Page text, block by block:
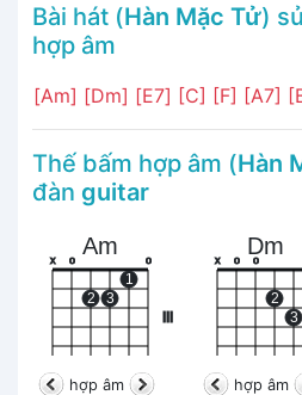
Bài hát (Hàn Mặc Tử)
hợp âm
[Am] [Dm] [E7] [C] [F] [A7]
Thế bấm hợp âm (Hàn
đàn guitar
Am
x o
2 3
1
o
hợp âm
Dm
x o o
2
3
hợp âm